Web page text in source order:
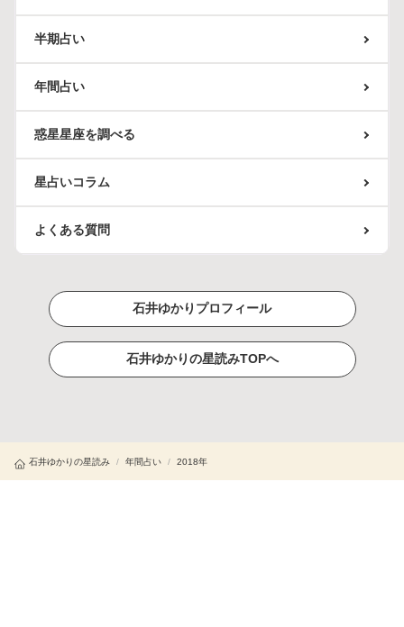
半期占い
年間占い
惑星星座を調べる
星占いコラム
よくある質問
石井ゆかりプロフィール
石井ゆかりの星読みTOPへ
石井ゆかりの星読み / 年間占い / 2018年